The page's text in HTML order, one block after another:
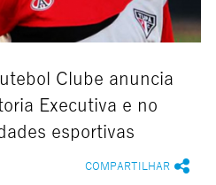
Clube anuncia
Executiva e no
esportivas
COMPARTILHAR